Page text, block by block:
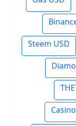
Steem USD